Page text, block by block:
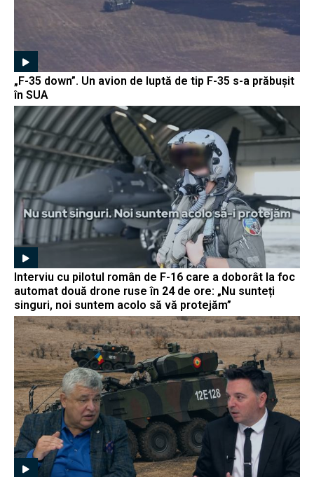
„F-35 down”. Un avion de luptă de tip F-35 s-a prăbușit
în SUA
Interviu cu pilotul român de F-16 care a doborât la foc
automat două drone ruse în 24 de ore: „Nu sunteți
singuri, noi suntem acolo să vă protejăm”